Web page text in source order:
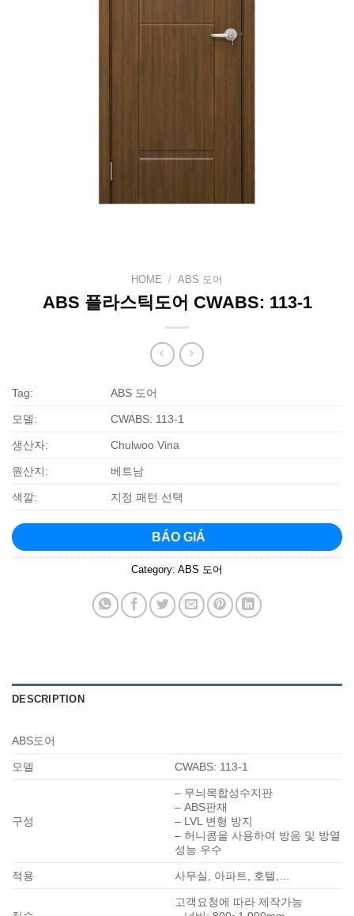
HOME / ABS 도어
ABS 플라스틱도어 CWABS: 113-1
Tag: ABS 도어
모델: CWABS: 113-1
생산자: Chulwoo Vina
원산지: 베트남
색깔: 지정 패턴 선택
BÁO GIÁ
Category: ABS 도어
DESCRIPTION
ABS도어
모델 CWABS: 113-1
구성
– 무늬목합성수지판
– ABS판재
– LVL 변형 방지
– 허니콤을 사용하여 방음 및 방열
성능 우수
적용 사무실, 아파트, 호텔,…
고객요청에 따라 제작가능